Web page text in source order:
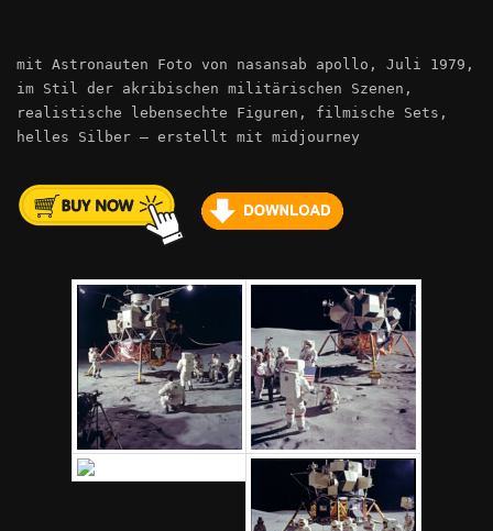
mit Astronauten Foto von nasansab apollo, Juli 1979,
im Stil der akribischen militärischen Szenen,
realistische lebensechte Figuren, filmische Sets,
helles Silber – erstellt mit midjourney